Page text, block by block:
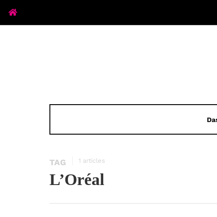
TAG 1 articles
L’Oréal